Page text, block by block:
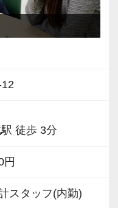
い方はもちろん、
となどがあれば
をご用意させて
業務の対応経験
ら働きたい方
キルアップしたい
方
ので、急なお休み
。
ています。
ピタリティが高い
徒歩 3分
円
スタッフ(内勤)